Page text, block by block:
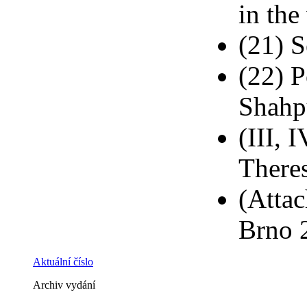
in
(21)
(22)
(III,
Brno
Aktuální číslo
Archiv vydání